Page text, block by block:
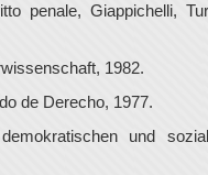
penale, Giappichelli,
1982.
de Derecho, 1977.
und